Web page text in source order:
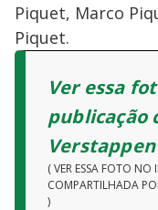
Piquet, Marco
Piquet.
Ver essa
publicação
( VER ESSA FOTO
COMPARTILHADA
)